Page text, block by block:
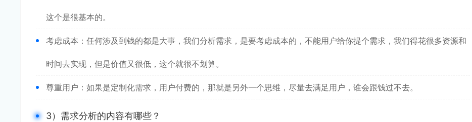
这个是很基本的。
考虑成本：任何涉及到钱的都是大事，我们分析需求，是要考虑成本的，不能用户给你提个需求，我们得花很多资源和
时间去实现，但是价值又很低，这个就很不划算。
尊重用户：如果是定制化需求，用户付费的，那就是另外一个思维，尽量去满足用户，谁会跟钱过不去。
3）需求分析的内容有哪些？